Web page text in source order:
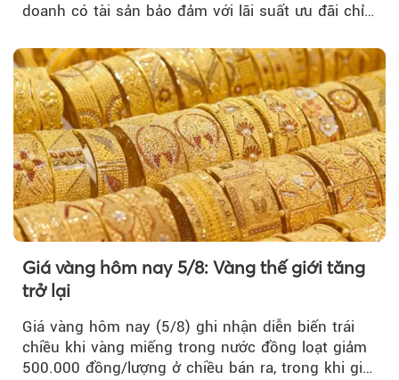
doanh có tài sản bảo đảm với lãi suất ưu đãi chỉ
Giá vàng hôm nay 5/8: Vàng thế giới tăng
trở lại
Giá vàng hôm nay (5/8) ghi nhận diễn biến trái
chiều khi vàng miếng trong nước đồng loạt giảm
500.000 đồng/lượng ở chiều bán ra, trong khi giá